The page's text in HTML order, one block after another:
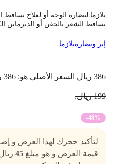
لنضارة الوجه أو لعلاج تساقط
الشعر بالحقن أو الديرمابن
ونضارةبلازما
ريال السعر الأصلي هو: 386 ريال.
-48%
لتأكيد حجزك لهذا العرض و
قيمة العرض و هو مبلغ45ريال،